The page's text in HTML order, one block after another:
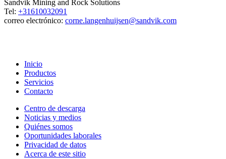
Sandvik Mining and Rock Solutions
Tel: +31610032091
correo electrónico: corne.langenhuijsen@sandvik.com
Inicio
Productos
Servicios
Contacto
Centro de descarga
Noticias y medios
Quiénes somos
Oportunidades laborales
Privacidad de datos
Acerca de este sitio